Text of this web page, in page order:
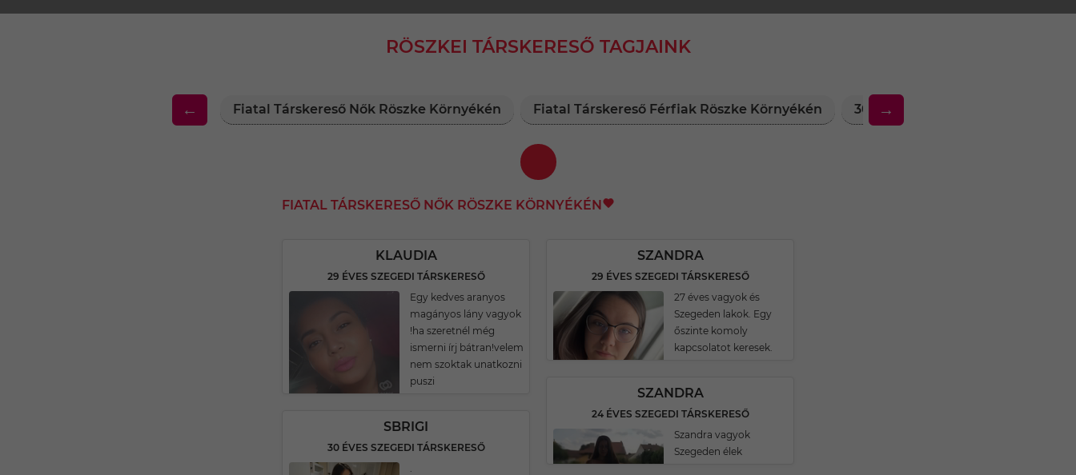
RÖSZKEI TÁRSKERESŐ TAGJAINK
← Fiatal Társkereső Nők Röszke Környékén Fiatal Társkereső Férfiak Röszke Környékén 30 Feletti Társkereső Nők
→
FIATAL TÁRSKERESŐ NŐK RÖSZKE KÖRNYÉKÉN
KLAUDIA
29 ÉVES SZEGEDI TÁRSKERESŐ
Egy kedves aranyos
magányos lány vagyok
!ha szeretnél még
ismerni írj bátran!velem
nem szoktak unatkozni
puszi
SBRIGI
30 ÉVES SZEGEDI TÁRSKERESŐ
.
SZANDRA
29 ÉVES SZEGEDI TÁRSKERESŐ
27 éves vagyok és
Szegeden lakok. Egy
őszinte komoly
kapcsolatot keresek.
SZANDRA
24 ÉVES SZEGEDI TÁRSKERESŐ
Szandra vagyok
Szegeden élek